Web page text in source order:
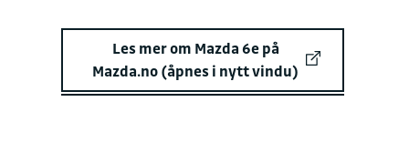
Les mer om Mazda 6e på
Mazda.no (åpnes i nytt vindu)